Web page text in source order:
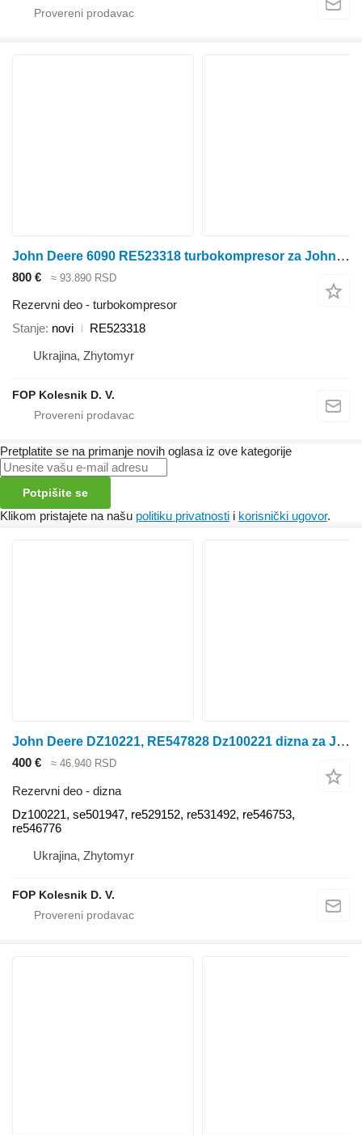
John Deere 6090 RE523318 turbokompresor za John Deere 7250R, 7270R, 7290R, 7310R, 8120, 8220, 8320, 8420, 8520, 8225R, 8235R, 8245R, 8260R, 8225 , 8245, 8270, 8295 , 8320, 8345, 8335 i dr. traktora točkaša
800 € ≈ 93.890 RSD
Rezervni deo - turbokompresor
Stanje novi
RE523318
Ukrajina, Zhytomyr
FOP Kolesnik D. V.
Pretplatite se na primanje novih oglasa iz ove kategorije
Potpišite se
Klikom pristajete na našu politiku privatnosti i korisnički ugovor.
John Deere DZ10221, RE547828 Dz100221 dizna za John Deere 8120, 8220, 8320, 8420, 8520, 8130 ta in. traktora točkaša
400 € ≈ 46.940 RSD
Rezervni deo - dizna
Dz100221, se501947, re529152, re531492, re546753,
re546776
Ukrajina, Zhytomyr
FOP Kolesnik D. V.